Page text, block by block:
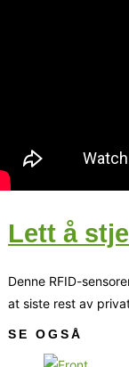
Lett å
Denne RFID-
at siste rest av
SE OGSÅ